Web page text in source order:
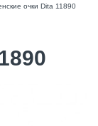
очки Dita 11890